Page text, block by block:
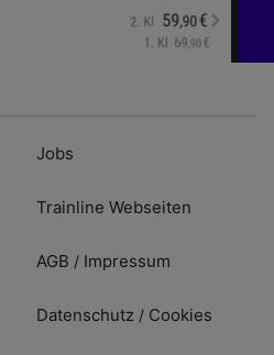
Jobs
Trainline Webseiten
AGB / Impressum
Datenschutz / Cookies